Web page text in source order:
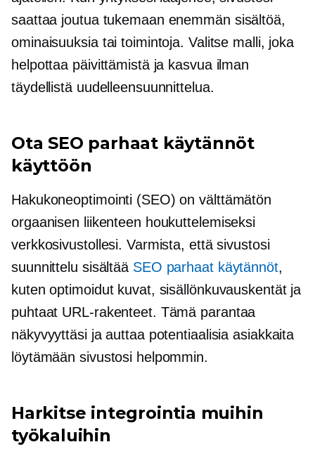
saattaa joutua tukemaan enemmän sisältöä,
ominaisuuksia tai toimintoja. Valitse malli, joka
helpottaa päivittämistä ja kasvua ilman
täydellistä uudelleensuunnittelua.
Ota SEO parhaat käytännöt
käyttöön
Hakukoneoptimointi (SEO) on välttämätön
orgaanisen liikenteen houkuttelemiseksi
verkkosivustollesi. Varmista, että sivustosi
suunnittelu sisältää SEO parhaat käytännöt,
kuten optimoidut kuvat, sisällönkuvauskentät ja
puhtaat URL-rakenteet. Tämä parantaa
näkyvyyttäsi ja auttaa potentiaalisia asiakkaita
löytämään sivustosi helpommin.
Harkitse integrointia muihin
työkaluihin